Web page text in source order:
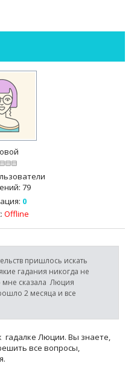
79
0
Offline
пришлось искать
гадания никогда не
мне сказала Люция
2 месяца и все
гадалке Люции. Вы знаете,
все вопросы,